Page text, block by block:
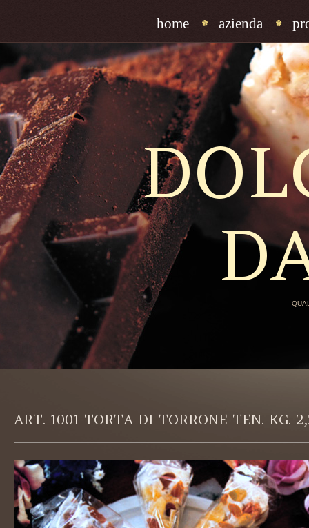
home azienda
ART. 1001 TORTA DI TORRONE TEN. KG.